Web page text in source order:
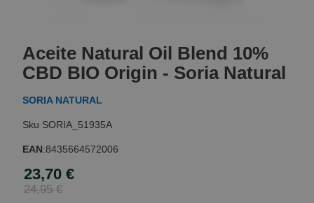
the
beginning
of
the
gallery
Aceite Natural Oil Blend 10%
CBD BIO Origin - Soria Natural
SORIA NATURAL
SORIA_51935A
EAN:8435664572006
Special
Price
23,70 €
24,95 €